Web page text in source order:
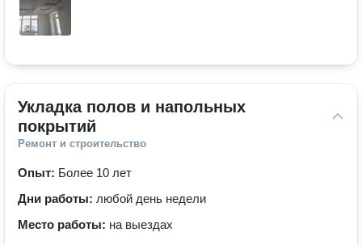
Укладка полов и напольных
покрытий
Ремонт и строительство
Опыт: Более 10 лет
Дни работы: любой день недели
Место работы: на выездах